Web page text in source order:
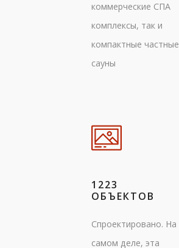
коммерческие СПА
комплексы, так и
компактные частные
сауны
1223
ОБЪЕКТОВ
Спроектировано. На
самом деле, эта